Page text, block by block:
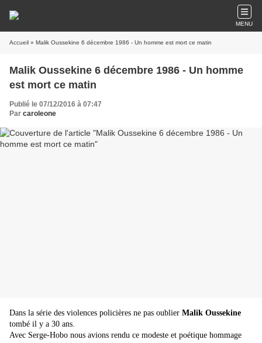
MENU
Accueil » Malik Oussekine 6 décembre 1986 - Un homme est mort ce matin
Malik Oussekine 6 décembre 1986 - Un homme
est mort ce matin
Publié le 07/12/2016 à 07:47
Par caroleone
Dans la série des violences policières ne pas oublier Malik Oussekine
tombé il y a 30 ans.
Avec Serge-Hobo nous avions rendu ce modeste et poétique hommage